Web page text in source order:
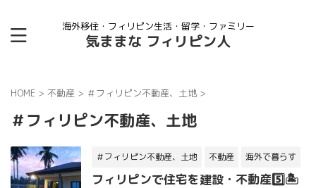
海外移住・フィリピン生活・留学・ファミリー
気ままな フィリピン人
HOME > 不動産 > ＃フィリピン不動産、土地 >
＃フィリピン不動産、土地
＃フィリピン不動産、土地 不動産 海外で暮らす
フィリピンで住宅を建設・不動産5️⃣🏝